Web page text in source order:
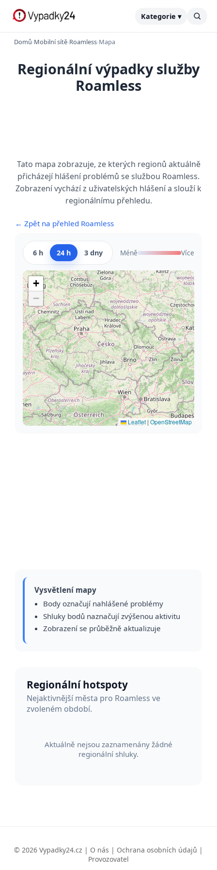
Kategorie ▾
Domů›Mobilní sítě›Roamless›Mapa
Regionální výpadky služby
Roamless
Tato mapa zobrazuje, ze kterých regionů aktuálně
přicházejí hlášení problémů se službou Roamless.
Zobrazení vychází z uživatelských hlášení a slouží k
regionálnímu přehledu.
← Zpět na přehled Roamless
6 h 24 h 3 dny Méně Více
+
−
Leaflet | OpenStreetMap
Vysvětlení mapy
Body označují nahlášené problémy
Shluky bodů naznačují zvýšenou aktivitu
Zobrazení se průběžně aktualizuje
Regionální hotspoty
Nejaktivnější města pro Roamless ve
zvoleném období.
Aktuálně nejsou zaznamenány žádné
regionální shluky.
© 2026 Vypadky24.cz | O nás | Ochrana osobních údajů |
Provozovatel